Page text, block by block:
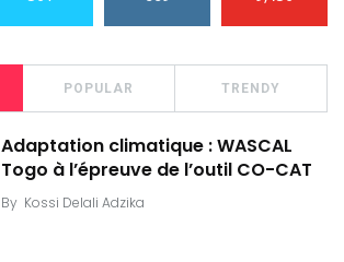
POPULAR TRENDY
Adaptation climatique : WASCAL
Togo à l’épreuve de l’outil CO-CAT
By Kossi Delali Adzika